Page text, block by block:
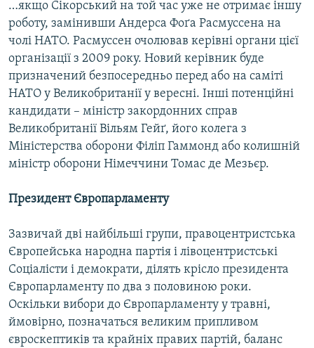
…якщо Сікорський на той час уже не отримає іншу
роботу, замінивши Андерса Фоґа Расмуссена на
чолі НАТО. Расмуссен очолював керівні органи цієї
організації з 2009 року. Новий керівник буде
призначений безпосередньо перед або на саміті
НАТО у Великобританії у вересні. Інші потенційні
кандидати – міністр закордонних справ
Великобританії Вільям Гейґ, його колега з
Міністерства оборони Філіп Гаммонд або колишній
міністр оборони Німеччини Томас де Мезьєр.
Президент Європарламенту
Зазвичай дві найбільші групи, правоцентристська
Європейська народна партія і лівоцентристські
Соціалісти і демократи, ділять крісло президента
Європарламенту по два з половиною роки.
Оскільки вибори до Європарламенту у травні,
ймовірно, позначаться великим припливом
євроскептиків та крайніх правих партій, баланс